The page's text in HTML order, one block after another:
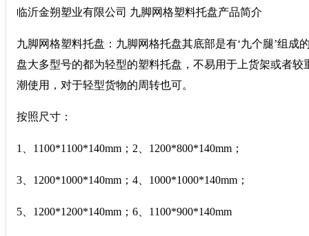
临沂金朔塑业有限公司 九脚网格塑料托盘产品简介
九脚网格塑料托盘：九脚网格托盘其底部是有‘九个腿’组
盘大多型号的都为轻型的塑料托盘，不易用于上货架或者
潮使用，对于轻型货物的周转也可。
按照尺寸：
1、1100*1100*140mm；2、1200*800*140mm；
3、1200*1000*140mm；4、1000*1000*140mm；
5、1200*1200*140mm；6、1100*900*140mm